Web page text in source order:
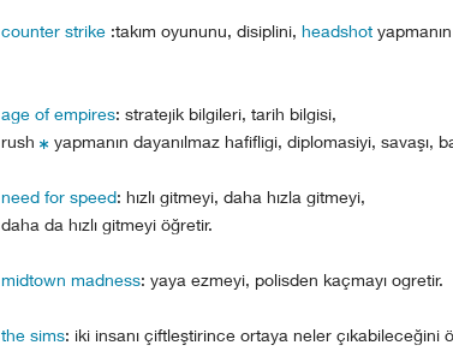
counter strike :takım oyununu, disiplini, headshot
age of empires: stratejik bilgileri, tarih bilgisi,
rush
yapmanın dayanılmaz hafifligi, diplomasiyi, savaşı,
need for speed: hızlı gitmeyi, daha hızla gitmeyi,
daha da hızlı gitmeyi öğretir.
midtown madness: yaya ezmeyi, polisden kaçmayı ogretir.
the sims: iki insanı çiftleştirince ortaya neler çıkabileceğini